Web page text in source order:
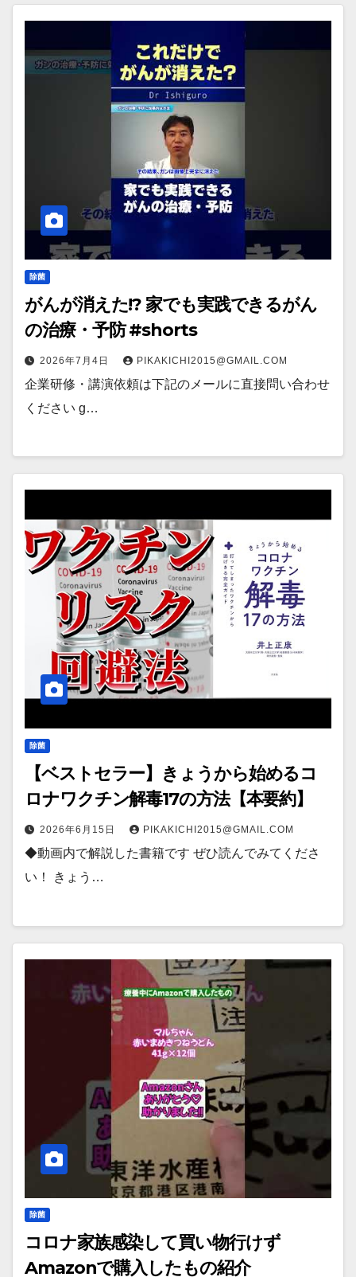
除菌
がんが消えた!? 家でも実践できるがん
の治療・予防 #shorts
2026年7月4日 PIKAKICHI2015@GMAIL.COM
企業研修・講演依頼は下記のメールに直接問い合わせ
ください g…
除菌
【ベストセラー】きょうから始めるコ
ロナワクチン解毒17の方法【本要約】
2026年6月15日 PIKAKICHI2015@GMAIL.COM
◆動画内で解説した書籍です ぜひ読んでみてくださ
い！ きょう…
除菌
コロナ家族感染して買い物行けず
Amazonで購入したもの紹介